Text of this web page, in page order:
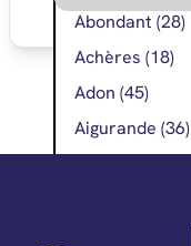
Abondant (28)
Achères (18)
Adon (45)
Aigurande (36)